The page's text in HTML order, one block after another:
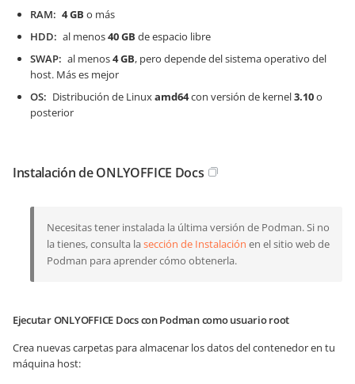
RAM
4 GB o más
HDD
al menos40 GB de espacio libre
SWAP
al menos4 GB, pero depende del sistema operativo del
host. Más es mejor
OS
Distribución de Linuxamd64con versión de kernel3.10o
posterior
Instalación de ONLYOFFICE Docs
Necesitas tener instalada la última versión de Podman. Si no
la tienes, consulta la sección de Instalación en el sitio web de
Podman para aprender cómo obtenerla.
Ejecutar ONLYOFFICE Docs con Podman como usuario root
Crea nuevas carpetas para almacenar los datos del contenedor en tu
máquina host: